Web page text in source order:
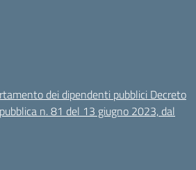
dei dipendenti pubblici Decreto
n. 81 del 13 giugno 2023, dal